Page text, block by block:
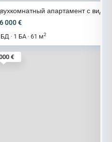
€
апартамент с вид
000 €
БД · 1 БА · 61 м2